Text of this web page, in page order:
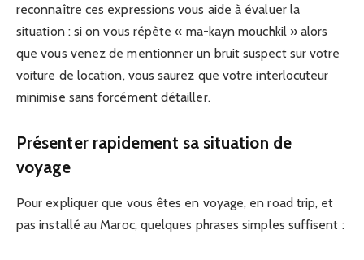
reconnaître ces expressions vous aide à évaluer la
situation : si on vous répète « ma-kayn mouchkil » alors
que vous venez de mentionner un bruit suspect sur votre
voiture de location, vous saurez que votre interlocuteur
minimise sans forcément détailler.
Présenter rapidement sa situation de
voyage
Pour expliquer que vous êtes en voyage, en road trip, et
pas installé au Maroc, quelques phrases simples suffisent :